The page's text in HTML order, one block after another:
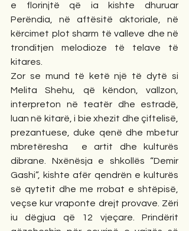
e florinjtë që ia kishte dhuruar
Perëndia, në aftësitë aktoriale, në
kërcimet plot sharm të valleve dhe në
tronditjen melodioze të telave të
kitares.
Zor se mund të ketë një të dytë si
Melita Shehu, që këndon, vallzon,
interpreton në teatër dhe estradë,
luan në kitarë, i bie xhezit dhe çiftelisë,
prezantuese, duke qenë dhe mbetur
mbretëresha  e artit dhe kulturës
dibrane. Nxënësja e shkollës “Demir
Gashi”, kishte afër qendrën e kulturës
së qytetit dhe me rrobat e shtëpisë,
veçse kur vraponte drejt provave. Zëri
iu dëgjua që 12 vjeçare. Prindërit